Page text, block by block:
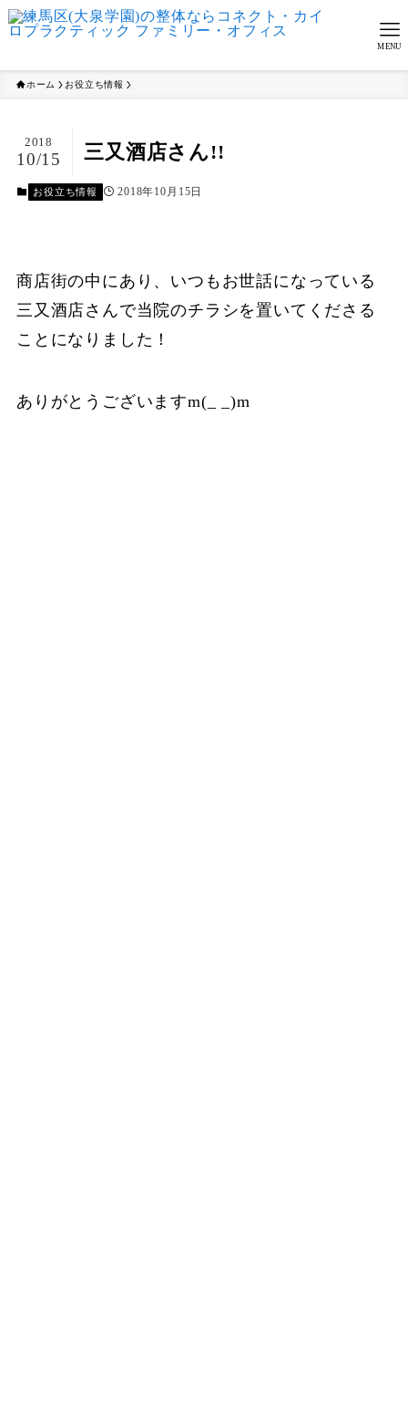
MENU
ホーム お役立ち情報
三又酒店さん!!
2018
10/15
お役立ち情報 2018年10月15日
商店街の中にあり、いつもお世話になっている
三又酒店さんで当院のチラシを置いてくださる
ことになりました！
ありがとうございますm(_ _)m